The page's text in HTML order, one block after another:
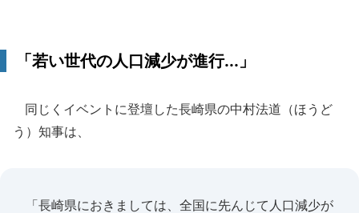
「若い世代の人口減少が進行...」
同じくイベントに登壇した長崎県の中村法道（ほうど
う）知事は、
「長崎県におきましては、全国に先んじて人口減少が